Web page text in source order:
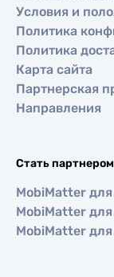
Условия и
Политика
Политика
Карта сайта
Партнерская
Направления
Стать партнером
MobiMatter
MobiMatter
MobiMatter